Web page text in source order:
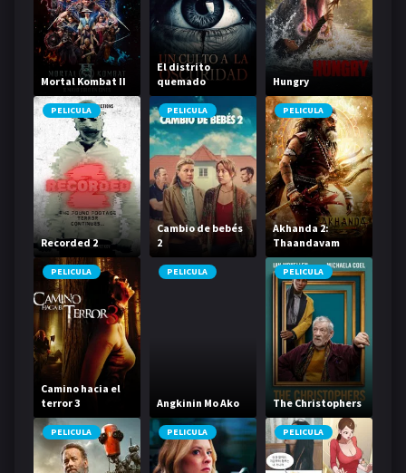
Mortal Kombat II
El distrito
quemado
Hungry
PELICULA
Recorded 2
PELICULA
Cambio de bebés
2
PELICULA
Akhanda 2:
Thaandavam
PELICULA
Camino hacia el
terror 3
PELICULA
Angkinin Mo Ako
PELICULA
The Christophers
PELICULA PELICULA PELICULA